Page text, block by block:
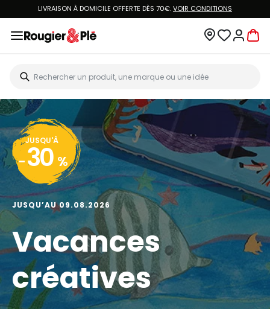
LIVRAISON À DOMICILE OFFERTE DÈS 70€.VOIR CONDITIONS
JUSQU'À
- 30 %
JUSQU’AU 09.08.2026
Vacances
créatives